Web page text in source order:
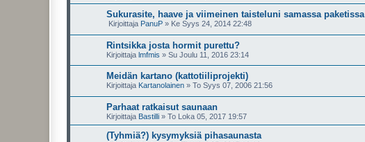
Sukurasite, haave ja viimeinen taisteluni samassa paketissa
Kirjoittaja PanuP » Ke Syys 24, 2014 22:48
Rintsikka josta hormit purettu?
Kirjoittaja lmfmis » Su Joulu 11, 2016 23:14
Meidän kartano (kattotiiliprojekti)
Kirjoittaja Kartanolainen » To Syys 07, 2006 21:56
Parhaat ratkaisut saunaan
Kirjoittaja Bastilli » To Loka 05, 2017 19:57
(Tyhmiä?) kysymyksiä pihasaunasta